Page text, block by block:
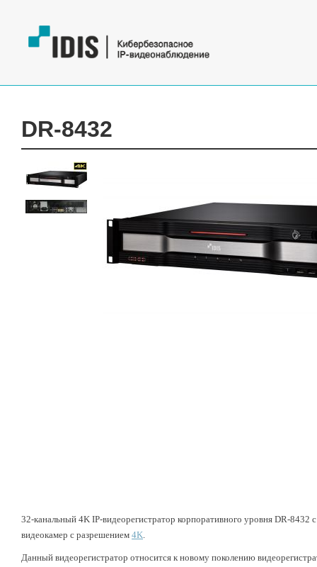
DR-8432
32-канальный 4K IP-видеорегистратор корпоративного уровня DR-
видеокамер с разрешением 4K.
Данный видеорегистратор относится к новому поколению